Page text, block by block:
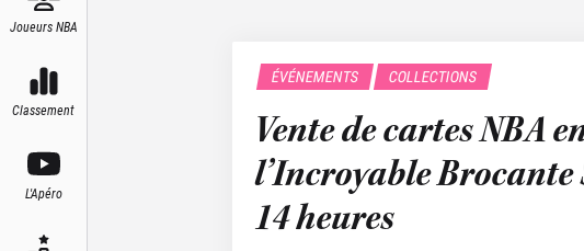
Joueurs NBA
Classement
L'Apéro
ÉVÉNEMENTS COLLECTIONS
Vente de cartes NBA
l’Incroyable
14 heures